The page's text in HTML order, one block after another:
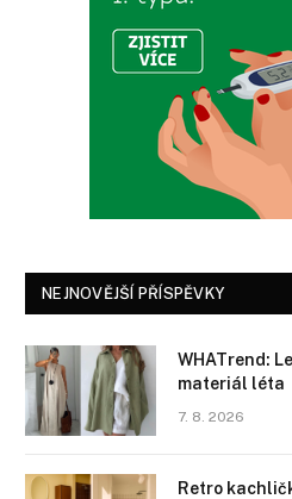
NEJNOVĚJŠÍ PŘÍSPĚVKY
WHATrend:
materiál léta
7. 8. 2026
Retro